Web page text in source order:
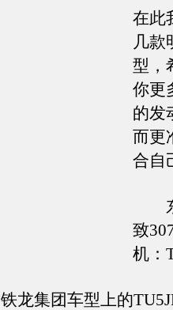
在此
几款
型，
你更
的发
而更
合自
东
致
机：
集团车型上的